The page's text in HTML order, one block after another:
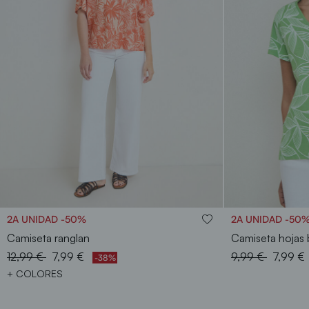
2A UNIDAD -50%
Camiseta ranglan
Price reduced from
12,99 €to7,99 € -38%
+ COLORES
S M L
2A UNIDAD -
Camiseta hojas
Price reduced
9,99 €to7,99 €